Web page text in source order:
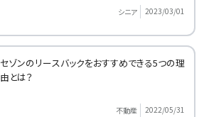
シニア 2023/03/01
セゾンのリースバックをおすすめできる5つの理
由とは？
不動産 2022/05/31